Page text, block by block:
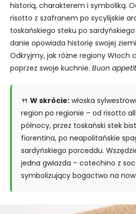
historią, charakterem i symboliką.
risotto z szafranem po sycylijskie
toskańskiego steku po
danie opowiada historię swojej
Odkryjmy, jak różne regiony Włoch
poprzez swoje kuchnie. Buon
🍴 W skrócie: włoska
region po regionie – od risotto
północy, przez toskański stek
fiorentina, po neapolitańskie
sardyńskiego porceddu.
jedna gwiazda – cotechino z
symbolizujący bogactwo na